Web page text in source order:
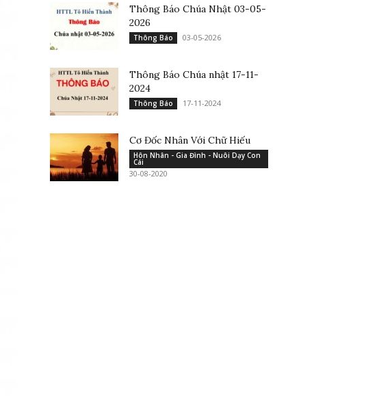
Thông Báo Chúa Nhật 03-05-
2026
Thông Báo 03-05-2026
Thông Báo Chúa nhật 17-11-
2024
Thông Báo 17-11-2024
Cơ Đốc Nhân Với Chữ Hiếu
Hôn Nhân - Gia Đình - Nuôi Dạy Con
Cái
30-08-2020